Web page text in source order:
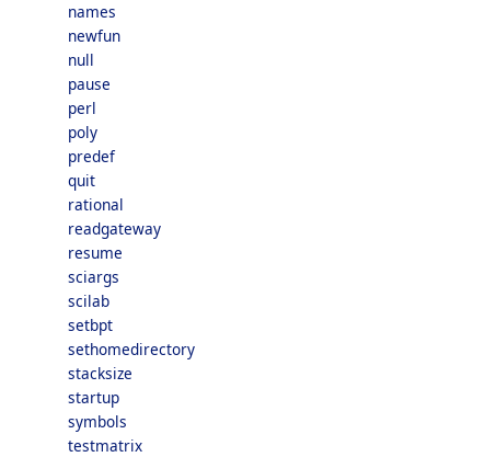
names
newfun
null
pause
perl
poly
predef
quit
rational
readgateway
resume
sciargs
scilab
setbpt
sethomedirectory
stacksize
startup
symbols
testmatrix